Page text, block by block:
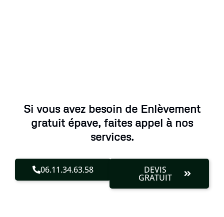
Si vous avez besoin de Enlèvement
gratuit épave, faites appel à nos
services.
06.11.34.63.58 DEVIS
GRATUIT